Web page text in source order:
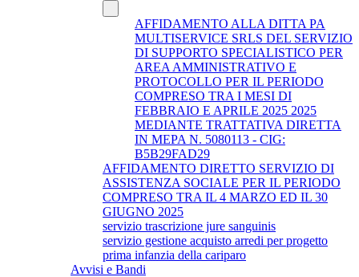
AFFIDAMENTO ALLA DITTA PA
MULTISERVICE SRLS DEL SERVIZIO
DI SUPPORTO SPECIALISTICO PER
AREA AMMINISTRATIVO E
PROTOCOLLO PER IL PERIODO
COMPRESO TRA I MESI DI
FEBBRAIO E APRILE 2025 2025
MEDIANTE TRATTATIVA DIRETTA
IN MEPA N. 5080113 - CIG:
B5B29FAD29
AFFIDAMENTO DIRETTO SERVIZIO DI
ASSISTENZA SOCIALE PER IL PERIODO
COMPRESO TRA IL 4 MARZO ED IL 30
GIUGNO 2025
servizio trascrizione jure sanguinis
servizio gestione acquisto arredi per progetto
prima infanzia della cariparo
Avvisi e Bandi